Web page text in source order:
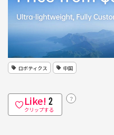
ロボティクス 中国
Like! 2
クリップする
？